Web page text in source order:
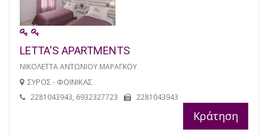
LETTA'S APARTMENTS
ΝΙΚΟΛΕΤΤΑ ΑΝΤΩΝΙΟΥ ΜΑΡΑΓΚΟΥ
ΣΥΡΟΣ - ΦΟΙΝΙΚΑΣ
2281043943, 6932327723 2281043943
Κράτηση